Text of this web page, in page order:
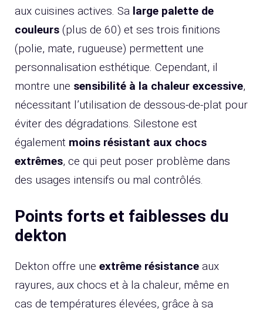
aux cuisines actives. Sa large palette de
couleurs (plus de 60) et ses trois finitions
(polie, mate, rugueuse) permettent une
personnalisation esthétique. Cependant, il
montre une sensibilité à la chaleur excessive,
nécessitant l’utilisation de dessous-de-plat pour
éviter des dégradations. Silestone est
également moins résistant aux chocs
extrêmes, ce qui peut poser problème dans
des usages intensifs ou mal contrôlés.
Points forts et faiblesses du
dekton
Dekton offre une extrême résistance aux
rayures, aux chocs et à la chaleur, même en
cas de températures élevées, grâce à sa